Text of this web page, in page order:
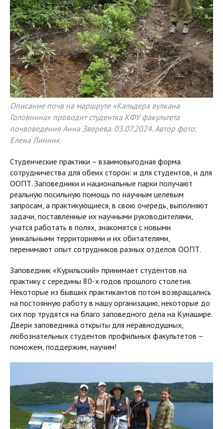
Описание почв на маршруте «Кальдера вулкана
Головнина» проводит студентка КФУ факультета
почвоведения Анна Зверева. 03.07.2024. Автор фото:
Елена Линник.
Студенческие практики – взаимовыгодная форма
сотрудничества для обеих сторон: и для студентов, и для
ООПТ. Заповедники и национальные парки получают
реальную посильную помощь по научным целевым
запросам, а практикующиеся, в свою очередь, выполняют
задачи, поставленные их научными руководителями,
учатся работать в полях, знакомятся с новыми
уникальными территориями и их обитателями,
перенимают опыт сотрудников разных отделов ООПТ.
Заповедник «Курильский» принимает студентов на
практику с середины 80-х годов прошлого столетия.
Некоторые из бывших практикантов потом возвращались
на постоянную работу в нашу организацию, некоторые до
сих пор трудятся на благо заповедного дела на Кунашире.
Двери заповедника открыты для неравнодушных,
любознательных студентов профильных факультетов –
поможем, поддержим, научим!